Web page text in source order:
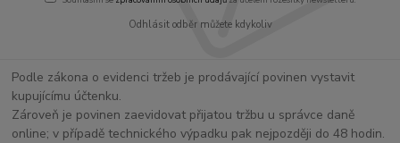
Odhlásit odběr můžete kdykoliv
Podle zákona o evidenci tržeb je prodávající povinen vystavit
kupujícímu účtenku.
Zároveň je povinen zaevidovat přijatou tržbu u správce daně
online; v případě technického výpadku pak nejpozději do 48 hodin.